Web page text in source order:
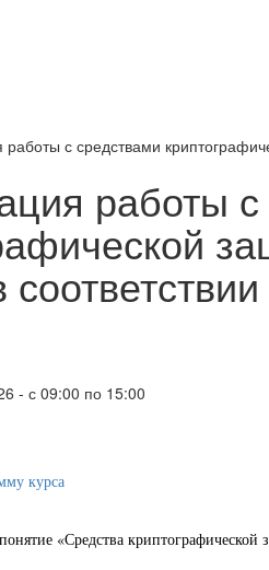
работы с средствами
работы
- с 09:00 по 15:00
курса
«Средства